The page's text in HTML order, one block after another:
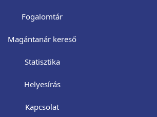
Fogalomtár
Magántanár kereső
Statisztika
Helyesírás
Kapcsolat